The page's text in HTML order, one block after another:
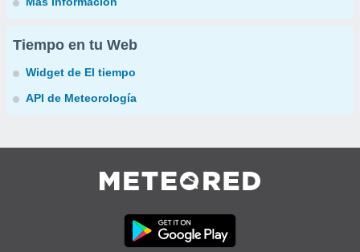
Tiempo en tu Web
Widget de El tiempo
API de Meteorología